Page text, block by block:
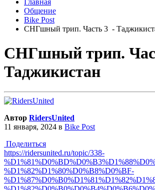
Общение
Bike Post
СНГшный трип. Часть 3 -
СНГшный трип.
Таджикистан
Автор RidersUnited
11 января, 2024 в Bike Post
Поделиться
https://ridersunited.ru/topic/338-
%D1%82%D1%80%D0%B8%D0%BF-